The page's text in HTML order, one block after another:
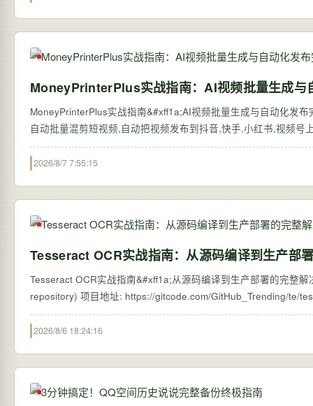
MoneyPrinterPlus实战指南：AI视频批量生成与
MoneyPrinterPlus实战指南&#xff1a;AI视频批量生成与自动化发
自动批量混剪短视频,自动把视频发布到抖音,快手,小红书,视频
2026/8/7 7:55:15
Tesseract OCR实战指南：从源码编译到生产部
Tesseract OCR实战指南&#xff1a;从源码编译到生产部署的完整
2026/8/6 18:24:16